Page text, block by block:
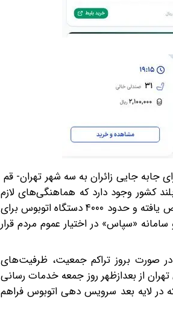
جابه جایی زائران به سه شهر تهران- قم
فعال در مسیرهای بلند کشور وجود دارد که هماهنگی‌های لازم
برای استفاده از آنها انجام شده است.بخشی از این ناوگان برای سفرهای کاروانی استان‌ها اختصاص یافته و حدود ۴۰۰۰ دستگاه اتوبوس برای
«سپاس» در اختیار عموم مردم قرار
در صورت بروز تراکم جمعیت، ظرفیت‌های
از بعدازظهر روز جمعه خدمات رسانی
در لایه بعد سرویس دهی اتوبوس فراهم